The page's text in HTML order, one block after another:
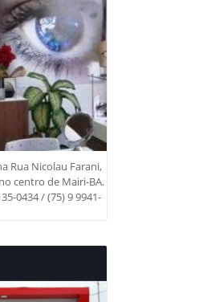
Rua Nicolau Farani,
centro de Mairi-BA.
0434 / (75) 9 9941-